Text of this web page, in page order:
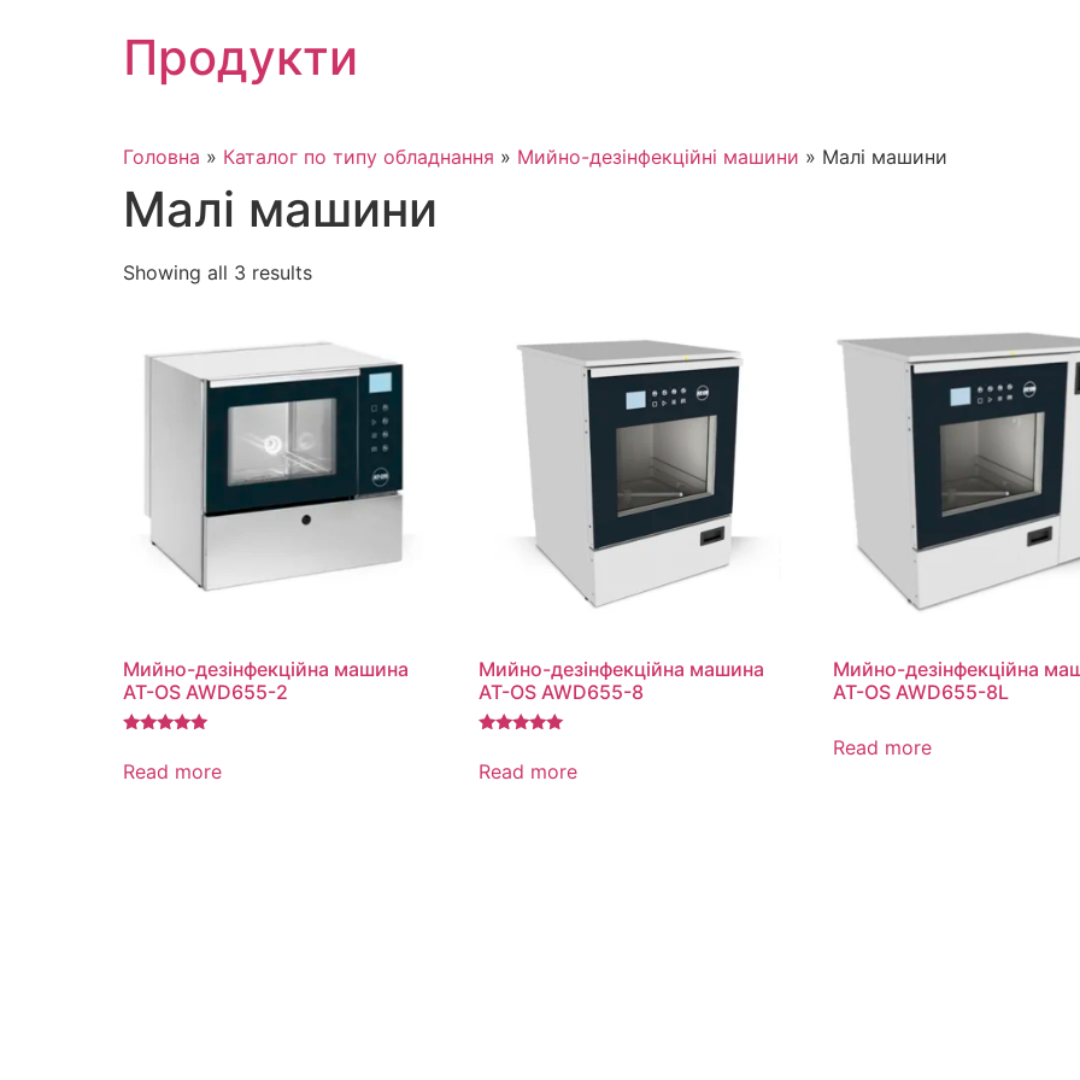
Продукти
Головна » Каталог по типу обладнання » Мийно-дезінфекційні машини » Малі машини
Малі машини
Showing all 3 results
Мийно-дезінфекційна машина
AT-OS AWD655-2
5.00
out of 5
Read more
Мийно-дезінфекційна машина
AT-OS AWD655-8
5.00
out of 5
Read more
Мийно-дезінфекційна
AT-OS AWD655-8L
Read more